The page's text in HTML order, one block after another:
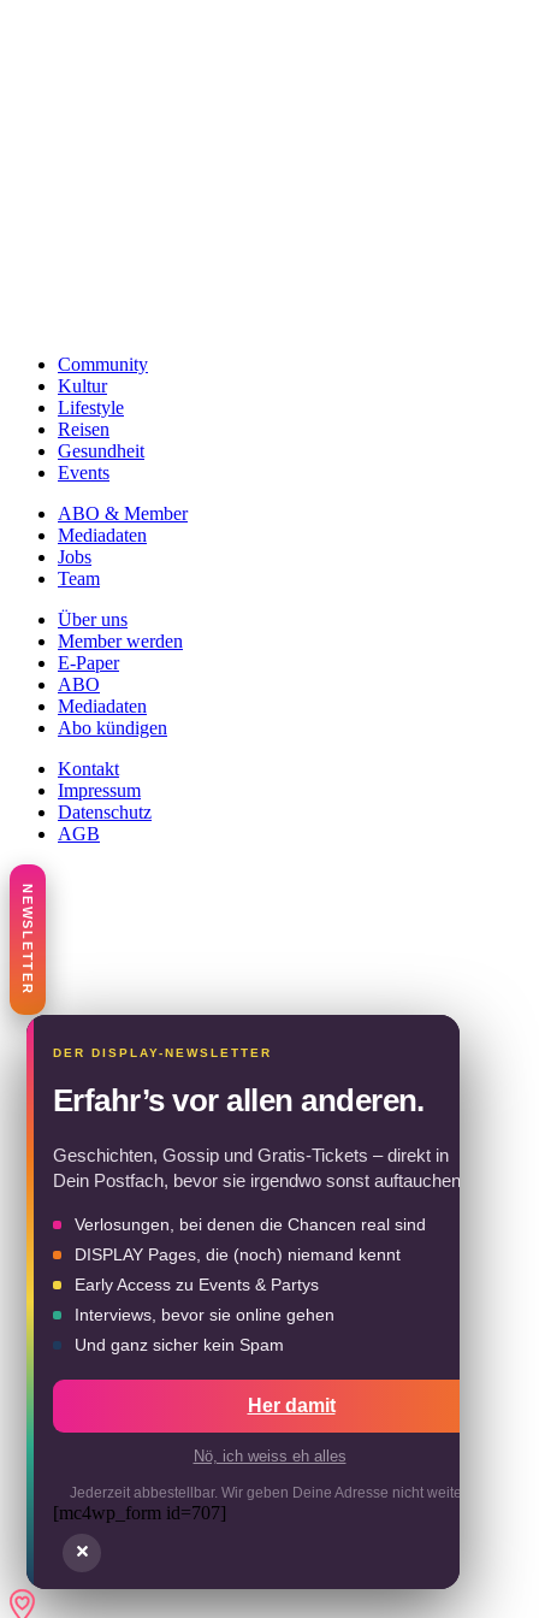
Community
Kultur
Lifestyle
Reisen
Gesundheit
Events
ABO & Member
Mediadaten
Jobs
Team
Über uns
Member werden
E-Paper
ABO
Mediadaten
Abo kündigen
Kontakt
Impressum
Datenschutz
AGB
Erfahr’s vor allen anderen.
Geschichten, Gossip und Gratis-Tickets – direkt in
Dein Postfach, bevor sie irgendwo sonst auftauchen.
Verlosungen, bei denen die Chancen real sind
DISPLAY Pages, die (noch) niemand kennt
Early Access zu Events & Partys
Interviews, bevor sie online gehen
Und ganz sicher kein Spam
Her damit
Nö, ich weiss eh alles
Jederzeit abbestellbar. Wir geben Deine Adresse nicht weiter.
[mc4wp_form id=707]